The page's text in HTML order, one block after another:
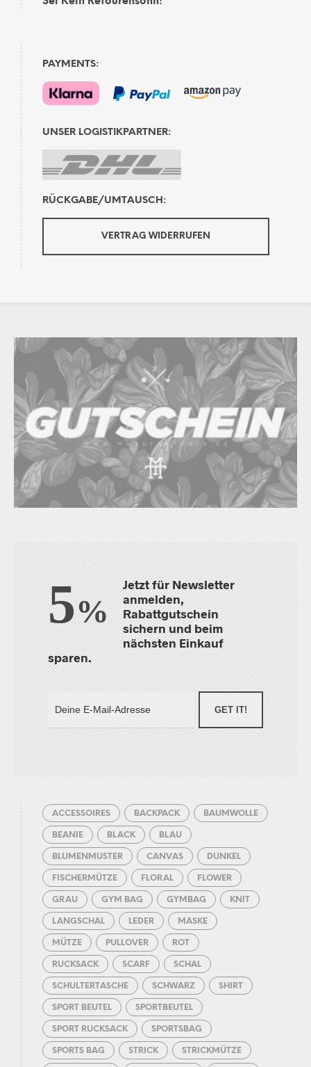
PAYMENTS:
UNSER LOGISTIKPARTNER:
RÜCKGABE/UMTAUSCH:
VERTRAG WIDERRUFEN
5%
Jetzt für Newsletter
anmelden,
Rabattgutschein
sichern und beim
nächsten Einkauf
sparen.
GET IT!
ACCESSOIRES BACKPACK BAUMWOLLE
BEANIE BLACK BLAU
BLUMENMUSTER CANVAS DUNKEL
FISCHERMÜTZE FLORAL FLOWER
GRAU GYM BAG GYMBAG KNIT
LANGSCHAL LEDER MASKE
MÜTZE PULLOVER ROT
RUCKSACK SCARF SCHAL
SCHULTERTASCHE SCHWARZ SHIRT
SPORT BEUTEL SPORTBEUTEL
SPORT RUCKSACK SPORTSBAG
SPORTS BAG STRICK STRICKMÜTZE